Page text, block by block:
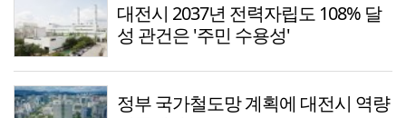
대전시 2037년 전력자립도 108% 달
성 관건은 '주민 수용성'
정부 국가철도망 계획에 대전시 역량